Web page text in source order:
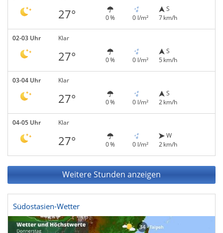
27° 0 % 0 l/m²
S
7 km/h
02-03 Uhr Klar
27° 0 % 0 l/m²
S
5 km/h
03-04 Uhr Klar
27° 0 % 0 l/m²
S
2 km/h
04-05 Uhr Klar
27° 0 % 0 l/m²
W
2 km/h
Weitere Stunden anzeigen
Südostasien-Wetter